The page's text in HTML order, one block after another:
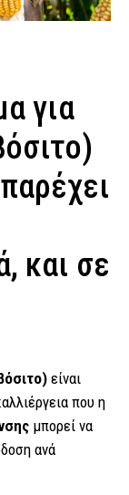
για
και σε
είναι
που η
μπορεί να
ανά